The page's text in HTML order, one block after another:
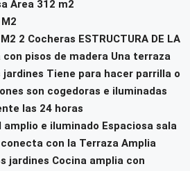
Área 312 m2
2 Cocheras ESTRUCTURA DE LA
con pisos de madera Una terraza
jardines Tiene para hacer parrilla o
son cogedoras e iluminadas
las 24 horas
amplio e iluminado Espaciosa sala
con la Terraza Amplia
jardines Cocina amplia con